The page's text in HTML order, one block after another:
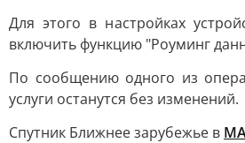
Для этого в настройках
включить функцию "Роуминг
По сообщению одного из
услуги останутся без изменений.
Спутник Ближнее зарубежье в